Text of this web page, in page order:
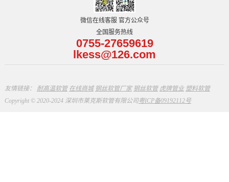
微信在线客服 官方公众号
全国服务热线
0755-27659619
lkess@126.com
友情链接： 耐高温软管 在线商城 钢丝软管厂家 钢丝软管 虎牌管业 塑料软管
Copyright © 2020-2024 深圳市莱克斯软管有限公司粤ICP备09192112号